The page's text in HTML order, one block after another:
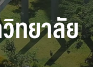
ทยาลัย